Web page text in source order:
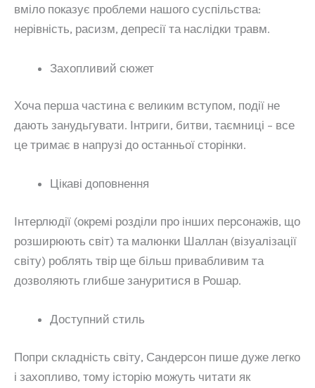
вміло показує проблеми нашого суспільства:
нерівність, расизм, депресії та наслідки травм.
Захопливий сюжет
Хоча перша частина є великим вступом, події не
дають занудьгувати. Інтриги, битви, таємниці – все
це тримає в напрузі до останньої сторінки.
Цікаві доповнення
Інтерлюдії (окремі розділи про інших персонажів, що
розширюють світ) та малюнки Шаллан (візуалізації
світу) роблять твір ще більш привабливим та
дозволяють глибше зануритися в Рошар.
Доступний стиль
Попри складність світу, Сандерсон пише дуже легко
і захопливо, тому історію можуть читати як